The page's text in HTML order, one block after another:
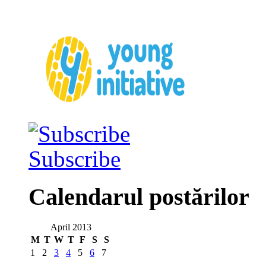
Subscribe
Calendarul postărilor
April 2013
M T W T F S
S
1
2 3 4 5 6
7